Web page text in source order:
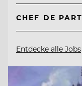
CHEF DE
Entdecke alle Jobs